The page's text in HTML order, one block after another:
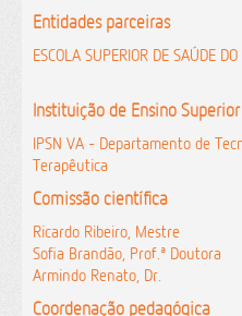
Entidades parceiras
ESCOLA SUPERIOR DE SAÚDE
Instituição de Ensino
IPSN VA - Departamento de
Terapêutica
Comissão científica
Ricardo Ribeiro, Mestre
Sofia Brandão, Prof.ª Doutora
Armindo Renato, Dr.
Coordenação pedagógica